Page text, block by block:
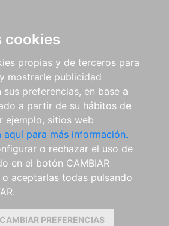
cookies
propias y de terceros para
mostrarle publicidad
preferencias, en base a
a partir de su hábitos de
ejemplo, sitios web
aquí para más información.
o rechazar el uso de
en el botón CAMBIAR
o aceptarlas todas pulsando
CAMBIAR PREFERENCIAS